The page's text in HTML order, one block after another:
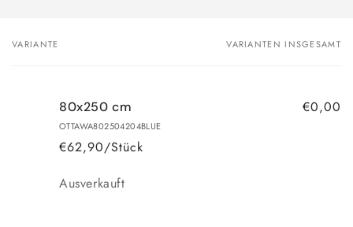
Dein
VARIANTE VARIANTEN INSGESAMT
80x250 cm
OTTAWA802504204BLUE
€62,90/Stück
€0,00
Anzahl
Ausverkauft